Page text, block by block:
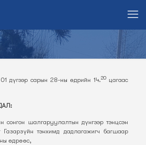
дүгээр сарын 28-ны өдрийн 14.20 цагаас
сонгон шалгаруулалтын дүнгээр тэнцсэн
Газарзүйн тэнхимд дадлагажигч багшаар
өдрөөс,